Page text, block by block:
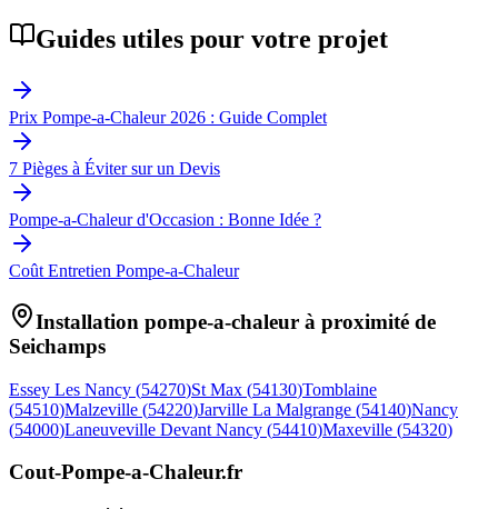
Guides utiles pour votre projet
Prix Pompe-a-Chaleur 2026 : Guide Complet
7 Pièges à Éviter sur un Devis
Pompe-a-Chaleur d'Occasion : Bonne Idée ?
Coût Entretien Pompe-a-Chaleur
Installation pompe-a-chaleur à proximité de
Seichamps
Essey Les Nancy (54270)St Max (54130)Tomblaine
(54510)Malzeville (54220)Jarville La Malgrange (54140)Nancy
(54000)Laneuveville Devant Nancy (54410)Maxeville (54320)
Cout-Pompe-a-Chaleur.fr